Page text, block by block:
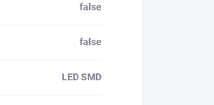
false
false
LED SMD